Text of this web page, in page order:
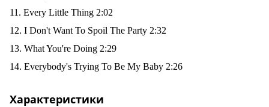
11. Every Little Thing 2:02
12. I Don't Want To Spoil The Party 2:32
13. What You're Doing 2:29
14. Everybody's Trying To Be My Baby 2:26
Характеристики